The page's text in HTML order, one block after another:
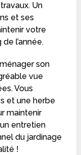
Un
et ses
votre
l’année.
son
vue
Vous
et une herbe
maintenir
entretien
du jardinage
!